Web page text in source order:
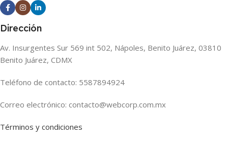
Dirección
Av. Insurgentes Sur 569 int 502, Nápoles, Benito Juárez, 03810
Benito Juárez, CDMX
Teléfono de contacto: 5587894924
Correo electrónico: contacto@webcorp.com.mx
Términos y condiciones